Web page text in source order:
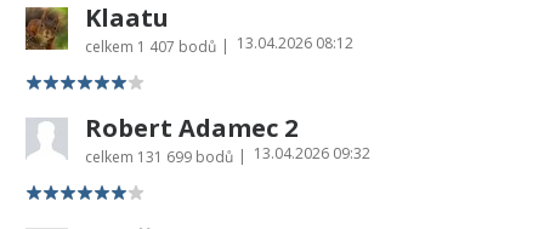
Klaatu
celkem 1 407 bodů | 13.04.2026 08:12
Robert Adamec 2
celkem 131 699 bodů | 13.04.2026 09:32